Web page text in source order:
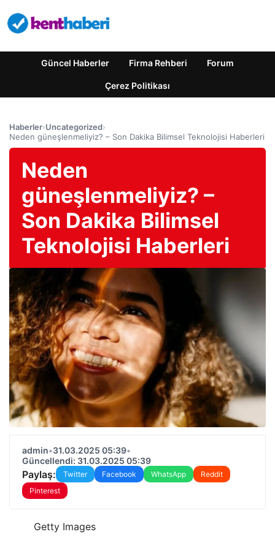
Güncel Haberler Firma Rehberi Forum
Çerez Politikası
Haberler›Uncategorized›
Neden güneşlenmeliyiz? – Son Dakika Bilimsel Teknolojisi Haberleri
Neden
güneşlenmeliyiz? –
Son Dakika Bilimsel
Teknolojisi Haberleri
admin•31.03.2025 05:39•
Güncellendi: 31.03.2025 05:39
Paylaş: Twitter Facebook WhatsApp
Reddit
Pinterest
Getty Images